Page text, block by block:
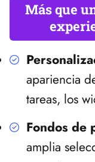
Más que
apariencia
tareas, los
Fondos de
amplia